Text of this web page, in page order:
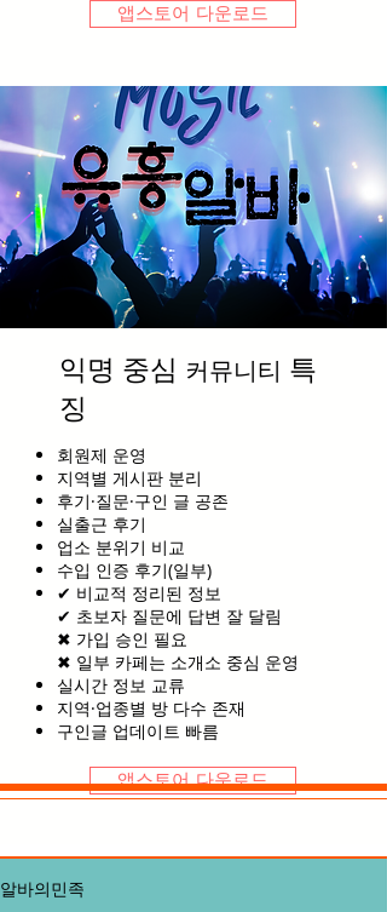
앱스토어 다운로드
익명 중심 커뮤니티 특
징
회원제 운영
지역별 게시판 분리
후기·질문·구인 글 공존
실출근 후기
업소 분위기 비교
수입 인증 후기(일부)
✔ 비교적 정리된 정보
✔ 초보자 질문에 답변 잘 달림
✖ 가입 승인 필요
✖ 일부 카페는 소개소 중심 운영
실시간 정보 교류
지역·업종별 방 다수 존재
구인글 업데이트 빠름
앱스토어 다운로드
알바의민족